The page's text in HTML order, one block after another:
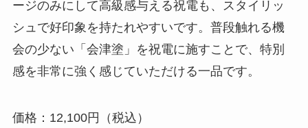
ージのみにして高級感与える祝電も、スタイリッ
シュで好印象を持たれやすいです。普段触れる機
会の少ない「会津塗」を祝電に施すことで、特別
感を非常に強く感じていただける一品です。
価格：12,100円（税込）